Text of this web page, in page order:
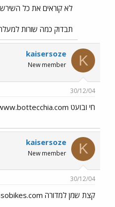
לא קוראים את כל
תבדוק כמה שורות
K
kaisersoze
New member
30/12/04
חי ובועט www.bottecchia.com
K
kaisersoze
New member
30/12/04
קצת שמן למדורה www.bassobikes.com